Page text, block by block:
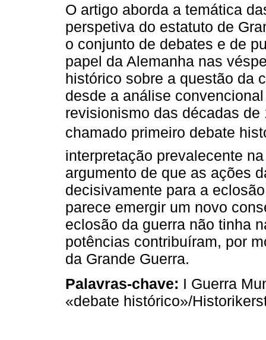
O artigo aborda a temática
perspetiva do estatuto de
o conjunto de debates e de
papel da Alemanha nas
histórico sobre a questão da
desde a análise
revisionismo das décadas
chamado primeiro debate
interpretação prevalecente
argumento de que as ações
decisivamente para a
parece emergir um novo
eclosão da guerra não tinha
potências contribuíram, por
da Grande Guerra.
Palavras-chave: I Guerra
«debate histórico»/